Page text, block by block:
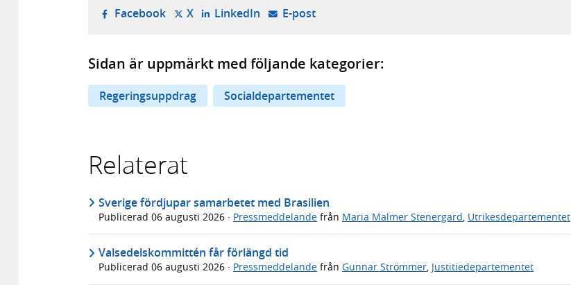
Facebook- öppnas i ny flik, extern webbplats,
X- öppnas i ny flik, extern webbplats,
LinkedIn- öppnas i ny flik, extern webbplats,
E-post- öppnar din e-postklient,
Sidan är uppmärkt med följande kategorier:
Regeringsuppdrag Socialdepartementet
Relaterat
Sverige fördjupar samarbetet med Brasilien
Publicerad 06 augusti 2026 · Pressmeddelande från Maria Malmer Stenergard Utrikesdepartementet
Valsedelskommittén får förlängd tid
Publicerad 06 augusti 2026 · Pressmeddelande från Gunnar Strömmer, Justitiedepartementet